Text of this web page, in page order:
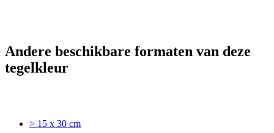
Andere beschikbare formaten van deze
tegelkleur
> 15 x 30 cm